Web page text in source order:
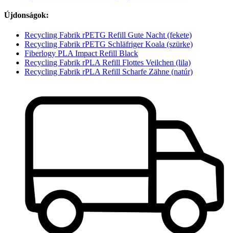
Újdonságok:
Recycling Fabrik rPETG Refill Gute Nacht (fekete)
Recycling Fabrik rPETG Schläfriger Koala (szürke)
Fiberlogy PLA Impact Refill Black
Recycling Fabrik rPLA Refill Flottes Veilchen (lila)
Recycling Fabrik rPLA Refill Scharfe Zähne (natúr)